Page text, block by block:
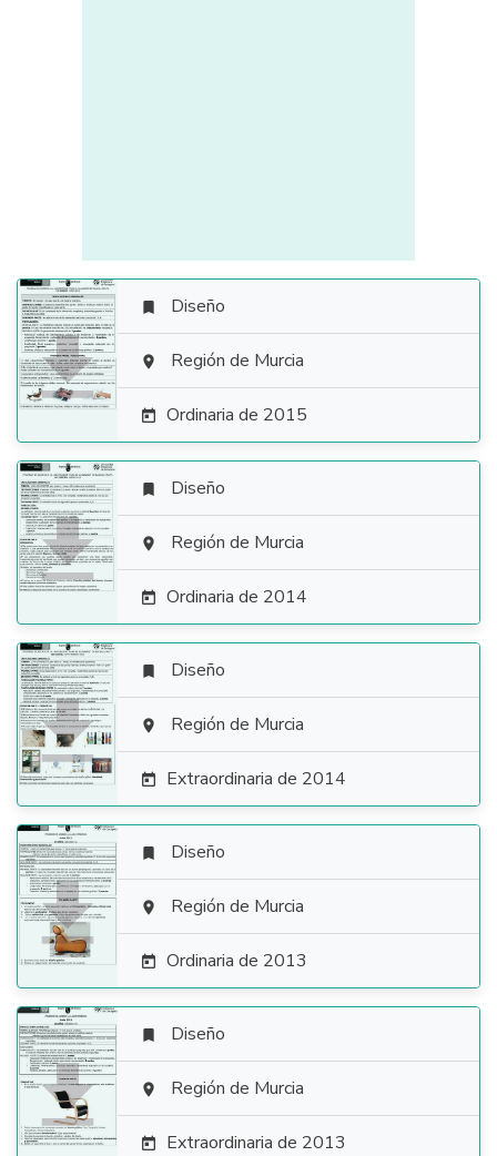

 Diseño
 Región de Murcia
 Ordinaria de 2015

 Diseño
 Región de Murcia
 Ordinaria de 2014

 Diseño
 Región de Murcia
 Extraordinaria de 2014

 Diseño
 Región de Murcia
 Ordinaria de 2013

 Diseño
 Región de Murcia
 Extraordinaria de 2013